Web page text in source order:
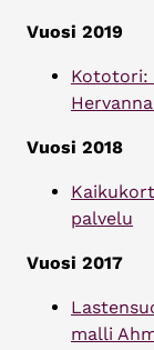
Vuosi 2019
Kototori:
Vuosi 2018
palvelu
Vuosi 2017
malli